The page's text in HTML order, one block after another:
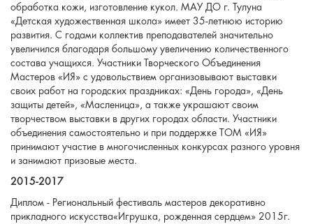
обработка кожи, изготовление кукол. МАУ ДО г. Тулуна
«Детская художественная школа» имеет 35-летнюю историю
развития. С годами коллектив преподавателей значительно
увеличился благодаря большому увеличению количественного
состава учащихся. Участники Творческого Объединения
Мастеров «ИЯ» с удовольствием организовывают выставки
своих работ на городских праздниках: «День города», «День
защиты детей», «Масленица», а также украшают своим
творчеством выставки в других городах области. Участники
объединения самостоятельно и при поддержке ТОМ «ИЯ»
принимают участие в многочисленных конкурсах разного уровня
и занимают призовые места.
2015-2017
Диплом - Региональный фестиваль мастеров декоративно
прикладного искусства«Игрушка, рожденная сердцем» 2015г.